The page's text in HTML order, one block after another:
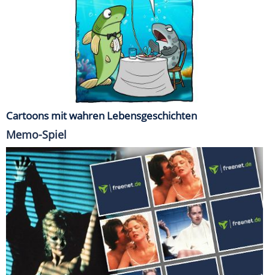
Cartoons mit wahren Lebensgeschichten
Memo-Spiel